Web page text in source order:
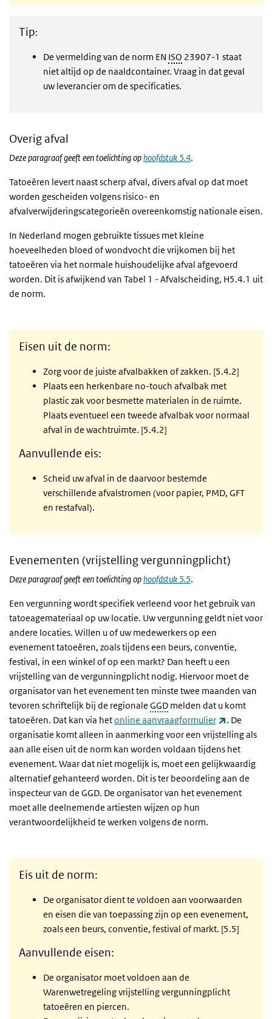
Tip:
De vermelding van de norm EN ISO 23907-1 staat
niet altijd op de naaldcontainer. Vraag in dat geval
uw leverancier om de specificaties.
Overig afval
Deze paragraaf geeft een toelichting ophoofdstuk 5.4.
Tatoeëren levert naast scherp afval, divers afval op dat moet
worden gescheiden volgens risico- en
afvalverwijderingscategorieën overeenkomstig nationale eisen.
In Nederland mogen gebruikte tissues met kleine
hoeveelheden bloed of wondvocht die vrijkomen bij het
tatoeëren via het normale huishoudelijke afval afgevoerd
worden. Dit is afwijkend van Tabel 1 - Afvalscheiding, H5.4.1 uit
de norm.
Eisen uit de norm:
Zorg voor de juiste afvalbakken of zakken. [5.4.2]
Plaats een herkenbare no-touch afvalbak met
plastic zak voor besmette materialen in de ruimte.
Plaats eventueel een tweede afvalbak voor normaal
afval in de wachtruimte. [5.4.2]
Aanvullende eis:
Scheid uw afval in de daarvoor bestemde
verschillende afvalstromen (voor papier, PMD, GFT
en restafval).
Evenementen (vrijstelling vergunningplicht)
Deze paragraaf geeft een toelichting ophoofdstuk 5.5.
Een vergunning wordt specifiek verleend voor het gebruik van
tatoeagemateriaal op uw locatie. Uw vergunning geldt niet voor
andere locaties. Willen u of uw medewerkers op een
evenement tatoeëren, zoals tijdens een beurs, conventie,
festival, in een winkel of op een markt? Dan heeft u een
vrijstelling van de vergunningplicht nodig. Hiervoor moet de
organisator van het evenement ten minste twee maanden van
tevoren schriftelijk bij de regionale GGD melden dat u komt
tatoeëren. Dat kan via hetonline aanvraagformulier (externe
. De
organisatie komt alleen in aanmerking voor een vrijstelling als
aan alle eisen uit de norm kan worden voldaan tijdens het
evenement. Waar dat niet mogelijk is, moet een gelijkwaardig
alternatief gehanteerd worden. Dit is ter beoordeling aan de
inspecteur van de GGD. De organisator van het evenement
moet alle deelnemende artiesten wijzen op hun
verantwoordelijkheid te werken volgens de norm.
Eis uit de norm:
De organisator dient te voldoen aan voorwaarden
en eisen die van toepassing zijn op een evenement,
zoals een beurs, conventie, festival of markt. [5.5]
Aanvullende eisen:
De organisator moet voldoen aan de
Warenwetregeling vrijstelling vergunningplicht
tatoeëren en piercen.